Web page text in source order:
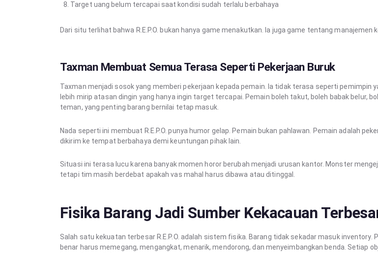
Target uang belum tercapai saat kondisi sudah terlalu berbahaya
Dari situ terlihat bahwa R.E.P.O. bukan hanya game menakutkan. Ia juga game tentang manajemen
Taxman Membuat Semua Terasa Seperti Pekerjaan Buruk
Taxman menjadi sosok yang memberi pekerjaan kepada pemain. Ia tidak terasa seperti pemimpin
lebih mirip atasan dingin yang hanya ingin target tercapai. Pemain boleh takut, boleh babak belur,
teman, yang penting barang bernilai tetap masuk.
Nada seperti ini membuat R.E.P.O. punya humor gelap. Pemain bukan pahlawan. Pemain adalah
dikirim ke tempat berbahaya demi keuntungan pihak lain.
Situasi ini terasa lucu karena banyak momen horor berubah menjadi urusan kantor. Monster
tetapi tim masih berdebat apakah vas mahal harus dibawa atau ditinggal.
Fisika Barang Jadi Sumber Kekacauan
Salah satu kekuatan terbesar R.E.P.O. adalah sistem fisika. Barang tidak sekadar masuk inventory.
benar harus memegang, mengangkat, menarik, mendorong, dan menyeimbangkan benda. Setiap